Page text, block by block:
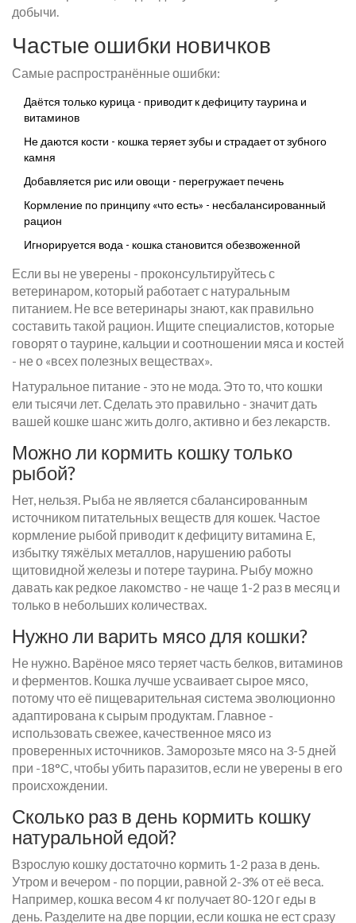
добычи.
Частые ошибки новичков
Самые распространённые ошибки:
Даётся только курица - приводит к дефициту таурина и
витаминов
Не даются кости - кошка теряет зубы и страдает от зубного
камня
Добавляется рис или овощи - перегружает печень
Кормление по принципу «что есть» - несбалансированный
рацион
Игнорируется вода - кошка становится обезвоженной
Если вы не уверены - проконсультируйтесь с
ветеринаром, который работает с натуральным
питанием. Не все ветеринары знают, как правильно
составить такой рацион. Ищите специалистов, которые
говорят о таурине, кальции и соотношении мяса и костей
- не о «всех полезных веществах».
Натуральное питание - это не мода. Это то, что кошки
ели тысячи лет. Сделать это правильно - значит дать
вашей кошке шанс жить долго, активно и без лекарств.
Можно ли кормить кошку только
рыбой?
Нет, нельзя. Рыба не является сбалансированным
источником питательных веществ для кошек. Частое
кормление рыбой приводит к дефициту витамина E,
избытку тяжёлых металлов, нарушению работы
щитовидной железы и потере таурина. Рыбу можно
давать как редкое лакомство - не чаще 1-2 раз в месяц и
только в небольших количествах.
Нужно ли варить мясо для кошки?
Не нужно. Варёное мясо теряет часть белков, витаминов
и ферментов. Кошка лучше усваивает сырое мясо,
потому что её пищеварительная система эволюционно
адаптирована к сырым продуктам. Главное -
использовать свежее, качественное мясо из
проверенных источников. Заморозьте мясо на 3-5 дней
при -18°C, чтобы убить паразитов, если не уверены в его
происхождении.
Сколько раз в день кормить кошку
натуральной едой?
Взрослую кошку достаточно кормить 1-2 раза в день.
Утром и вечером - по порции, равной 2-3% от её веса.
Например, кошка весом 4 кг получает 80-120 г еды в
день. Разделите на две порции, если кошка не ест сразу